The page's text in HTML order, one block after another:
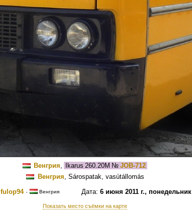
Венгрия, Ikarus 260.20M № JOB-712
Венгрия, Sárospatak, vasútállomás
fulop94· Венгрия Дата: 6 июня 2011 г., понедельник
Показать место съёмки на карте